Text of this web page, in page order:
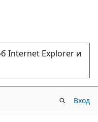
Internet Explorer и
Вход